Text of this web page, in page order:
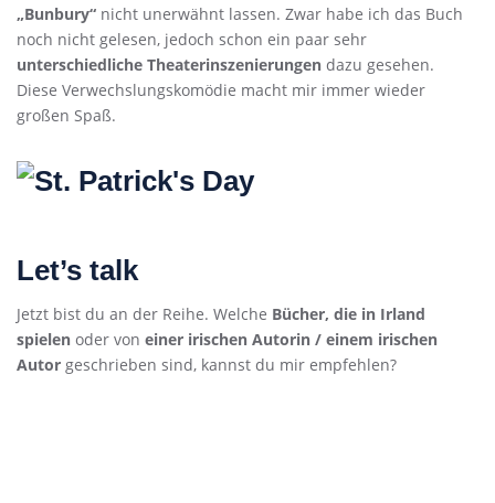
„Bunbury“ nicht unerwähnt lassen. Zwar habe ich das Buch
noch nicht gelesen, jedoch schon ein paar sehr
unterschiedliche Theaterinszenierungen dazu gesehen.
Diese Verwechslungskomödie macht mir immer wieder
großen Spaß.
Let’s talk
Jetzt bist du an der Reihe. Welche Bücher, die in Irland
spielen oder von einer irischen Autorin / einem irischen
Autor geschrieben sind, kannst du mir empfehlen?